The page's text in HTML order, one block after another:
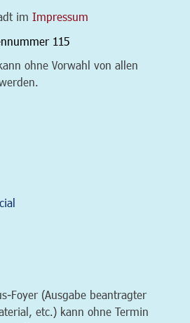
im Impressum
115
ohne Vorwahl von allen
Foyer (Ausgabe beantragter
etc.) kann ohne Termin